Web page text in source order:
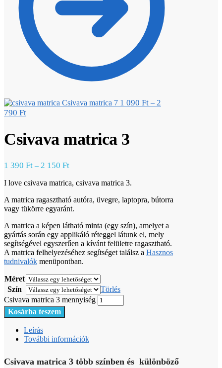
Csivava matrica 7 1 090 Ft – 2
790 Ft
Csivava matrica 3
1 390 Ft – 2 150 Ft
I love csivava matrica, csivava matrica 3.
A matrica ragasztható autóra, üvegre, laptopra, bútorra
vagy tükörre egyaránt.
A matrica a képen látható minta (egy szín), amelyet a
gyártás során egy applikáló réteggel látunk el, mely
segítségével egyszerűen a kívánt felületre ragasztható.
A matrica felhelyezéséhez segítséget találsz a Hasznos
tudnivalók menüpontban.
Méret
Szín
Törlés
Csivava matrica 3 mennyiség
Kosárba teszem
Leírás
További információk
Csivava matrica 3 több színben és különböző